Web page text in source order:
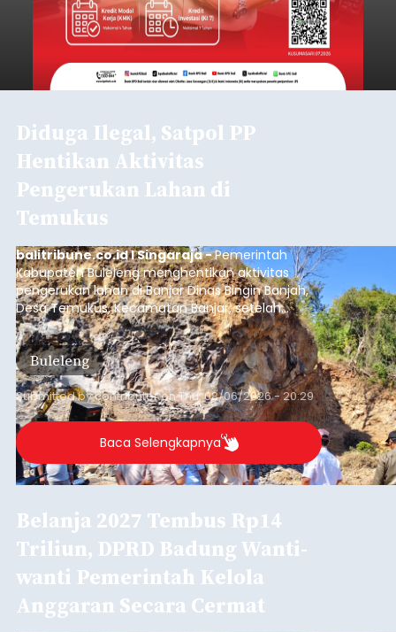
Diduga Ilegal, Satpol PP
Hentikan Aktivitas
Pengerukan Lahan di
Temukus
balitribune.co.id I Singaraja -Pemerintah
Kabupaten Buleleng menghentikan aktivitas
pengerukan lahan di Banjar Dinas Bingin Banjah,
Desa Temukus, Kecamatan Banjar, setelah
ditemukan indikasi kegiatan pengambilan
material yang tidak sesuai dengan peruntukan
kawasan.
Buleleng
Submitted bycontributoronThu, 08/06/2026 - 20:29
Baca Selengkapnya
Belanja 2027 Tembus Rp14
Triliun, DPRD Badung Wanti-
wanti Pemerintah Kelola
Anggaran Secara Cermat